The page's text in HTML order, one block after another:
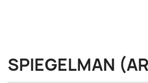
SPIEGELMAN